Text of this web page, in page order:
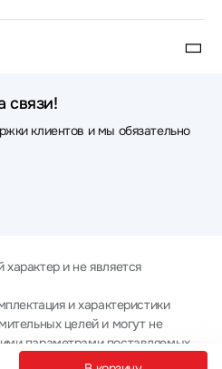
связи!
клиентов и мы обязательно
и не является
и характеристики
целей и могут не
параметрами поставляемых
у менеджера при